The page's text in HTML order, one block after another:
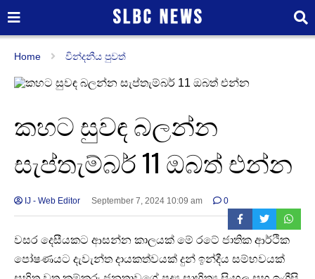
Home වින්දනීය පුවත්
කහට සුවඳ බලන්න
සැප්තැම්බර් 11 ඔබත් එන්න
IJ - Web Editor September 7, 2024 10:09 am 0
වසර දෙසීයකට ආසන්න කාලයක් මේ රටේ ජාතික ආර්ථික
පෝෂණයට දැවැන්ත දායකත්වයක් දුන් ඉන්දීය සම්භවයක්